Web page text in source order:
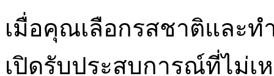
เมื่อคุณเลือกรสชาติและ
เปิดรับประสบการณ์ที่ไม่